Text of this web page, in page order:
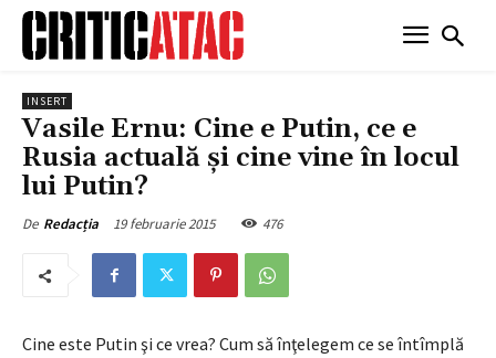
INSERT
Vasile Ernu: Cine e Putin, ce e
Rusia actuală şi cine vine în locul
lui Putin?
De Redacția 19 februarie 2015 476
Cine este Putin şi ce vrea? Cum să înţelegem ce se întîmplă